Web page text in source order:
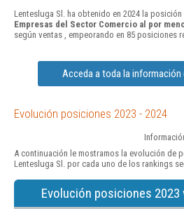
Lentesluga Sl. ha obtenido en 2024 la posición
Empresas del Sector Comercio al por
según ventas , empeorando en 85 posiciones
Acceda a toda la información
Evolución posiciones 2023 - 2024
A continuación le mostramos la evolución de
Lentesluga Sl. por cada uno de los rankings
Evolución posiciones 2023